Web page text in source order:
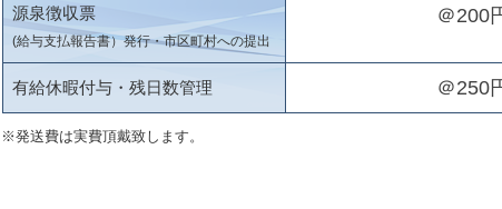
源泉徴収票
(給与支払報告書）発行・市区町村への提出
＠200
有給休暇付与・残日数管理 ＠250
※発送費は実費頂戴致します。